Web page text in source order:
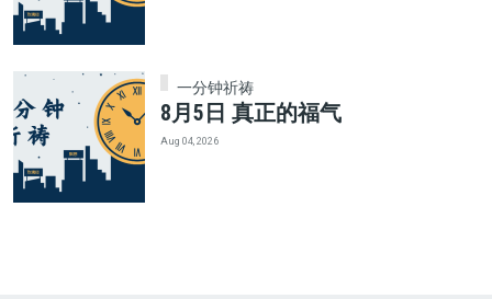
一分钟祈祷
8月5日 真正的福气
Aug 04, 2026